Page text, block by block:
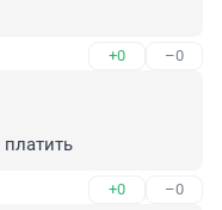
+0 –0
+0 –0